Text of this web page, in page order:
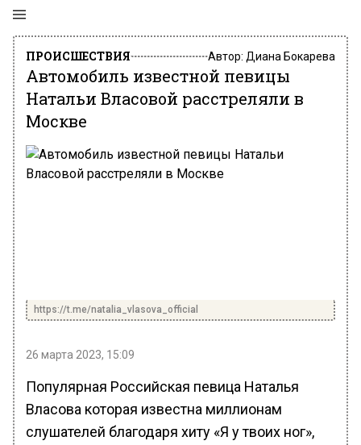
ПРОИСШЕСТВИЯ Автор: Диана Бокарева
Автомобиль известной певицы
Натальи Власовой расстреляли в
Москве
https://t.me/natalia_vlasova_official
26 марта 2023, 15:09
Популярная Российская певица Наталья
Власова которая известна миллионам
слушателей благодаря хиту «Я у твоих ног»,